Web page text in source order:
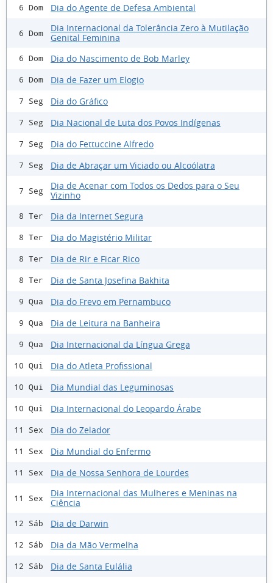
6 Dom Dia do Agente de Defesa Ambiental
6 Dom
Dia Internacional da Tolerância Zero à Mutilação
Genital Feminina
6 Dom Dia do Nascimento de Bob Marley
6 Dom Dia de Fazer um Elogio
7 Seg Dia do Gráfico
7 Seg Dia Nacional de Luta dos Povos Indígenas
7 Seg Dia do Fettuccine Alfredo
7 Seg Dia de Abraçar um Viciado ou Alcoólatra
7 Seg
Dia de Acenar com Todos os Dedos para o Seu
Vizinho
8 Ter Dia da Internet Segura
8 Ter Dia do Magistério Militar
8 Ter Dia de Rir e Ficar Rico
8 Ter Dia de Santa Josefina Bakhita
9 Qua Dia do Frevo em Pernambuco
9 Qua Dia de Leitura na Banheira
9 Qua Dia Internacional da Língua Grega
10 Qui Dia do Atleta Profissional
10 Qui Dia Mundial das Leguminosas
10 Qui Dia Internacional do Leopardo Árabe
11 Sex Dia do Zelador
11 Sex Dia Mundial do Enfermo
11 Sex Dia de Nossa Senhora de Lourdes
11 Sex
Dia Internacional das Mulheres e Meninas na
Ciência
12 Sáb Dia de Darwin
12 Sáb Dia da Mão Vermelha
12 Sáb
Dia de Santa Eulália